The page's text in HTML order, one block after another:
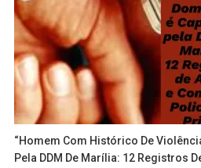
“Homem Com Histórico De
Pela DDM De Marília: 12 Registros